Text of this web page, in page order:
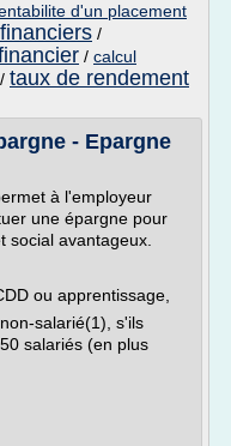
d'un placement
/
/ calcul
/ taux de rendement
- Epargne
à l'employeur
une épargne pour
social avantageux.
ou apprentissage,
salarié(1), s'ils
salariés (en plus